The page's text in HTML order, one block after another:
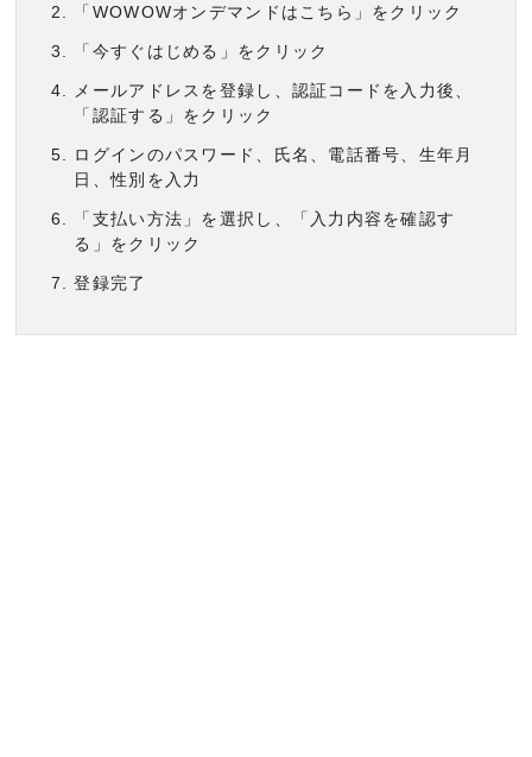
「WOWOWオンデマンドはこちら」をクリック
「今すぐはじめる」をクリック
メールアドレスを登録し、認証コードを入力後、
「認証する」をクリック
ログインのパスワード、氏名、電話番号、生年月
日、性別を入力
「支払い方法」を選択し、「入力内容を確認す
る」をクリック
登録完了